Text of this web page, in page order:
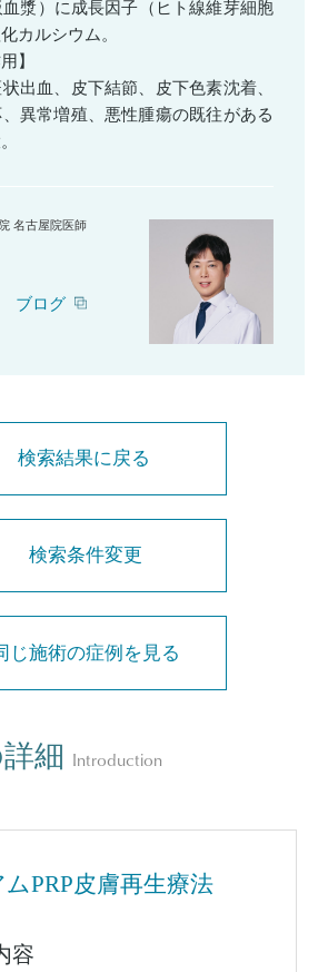
漿）に成長因子（ヒト線維芽細胞
カルシウム。
】
出血、皮下結節、皮下色素沈着、
異常増殖、悪性腫瘍の既往がある
名古屋院医師
ブログ
検索結果に戻る
検索条件変更
じ施術の症例を見る
細 Introduction
PRP皮膚再生療法
容